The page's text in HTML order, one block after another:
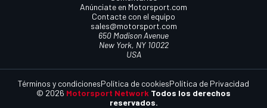
Anúnciate en Motorsport.com
Contacte con el equipo
sales@motorsport.com
650 Madison Avenue
New York, NY 10022
USA
© 2026 Motorsport Network Todos los derechos
reservados.
Términos y condicionesPolítica de cookiesPolítica de Privacidad